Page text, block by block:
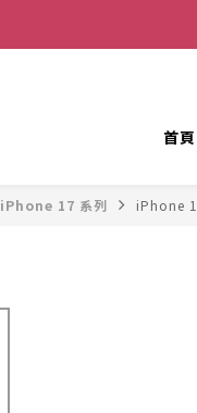
首頁
iPhone 17 系列 iPhone